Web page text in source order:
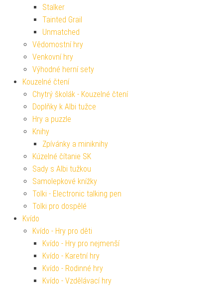
Stalker
Tainted Grail
Unmatched
Vědomostní hry
Venkovní hry
Výhodné herní sety
Kouzelné čtení
Chytrý školák - Kouzelné čtení
Doplňky k Albi tužce
Hry a puzzle
Knihy
Zpívánky a miniknihy
Kúzelné čítanie SK
Sady s Albi tužkou
Samolepkové knížky
Tolki - Electronic talking pen
Tolki pro dospělé
Kvído
Kvído - Hry pro děti
Kvído - Hry pro nejmenší
Kvído - Karetní hry
Kvído - Rodinné hry
Kvído - Vzdělávací hry